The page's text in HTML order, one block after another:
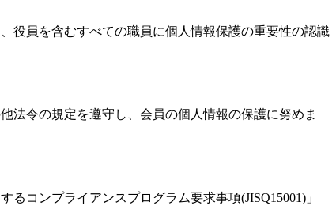
役員を含むすべての職員に個人情報保護の重要性の認識
法令の規定を遵守し、会員の個人情報の保護に努めま
コンプライアンスプログラム要求事項(JISQ15001)」